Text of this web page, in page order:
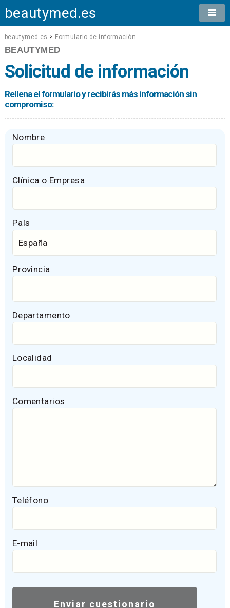
beautymed.es
beautymed.es > Formulario de información
BEAUTYMED
Solicitud de información
Rellena el formulario y recibirás más información sin
compromiso:
Nombre
Clínica o Empresa
País
Provincia
Departamento
Localidad
Comentarios
Teléfono
E-mail